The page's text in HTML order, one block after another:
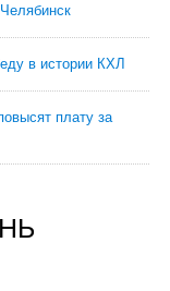
в истории КХЛ
плату за